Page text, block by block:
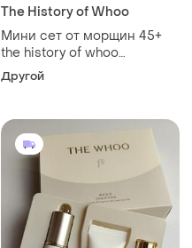
The History of Whoo
Мини сет от морщин 45+
the history of whoo
jinyulhyang 3pcs set
Другой